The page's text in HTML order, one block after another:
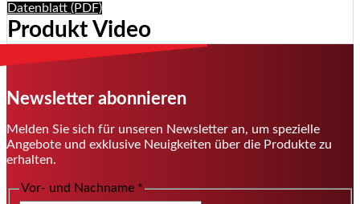
Datenblatt (PDF)
Produkt Video
Newsletter abonnieren
Melden Sie sich für unseren Newsletter an, um spezielle
Angebote und exklusive Neuigkeiten über die Produkte zu
erhalten.
Vor- und Nachname *